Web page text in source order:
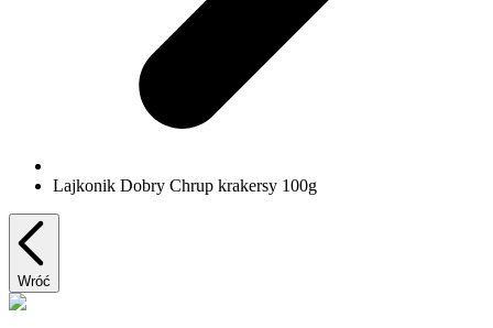
Lajkonik Dobry Chrup krakersy 100g
Wróć